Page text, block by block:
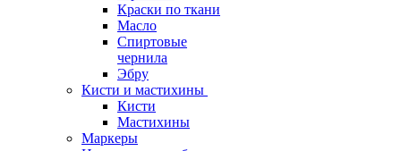
Краски по ткани
Масло
Спиртовые
чернила
Эбру
Кисти и мастихины
Кисти
Мастихины
Маркеры